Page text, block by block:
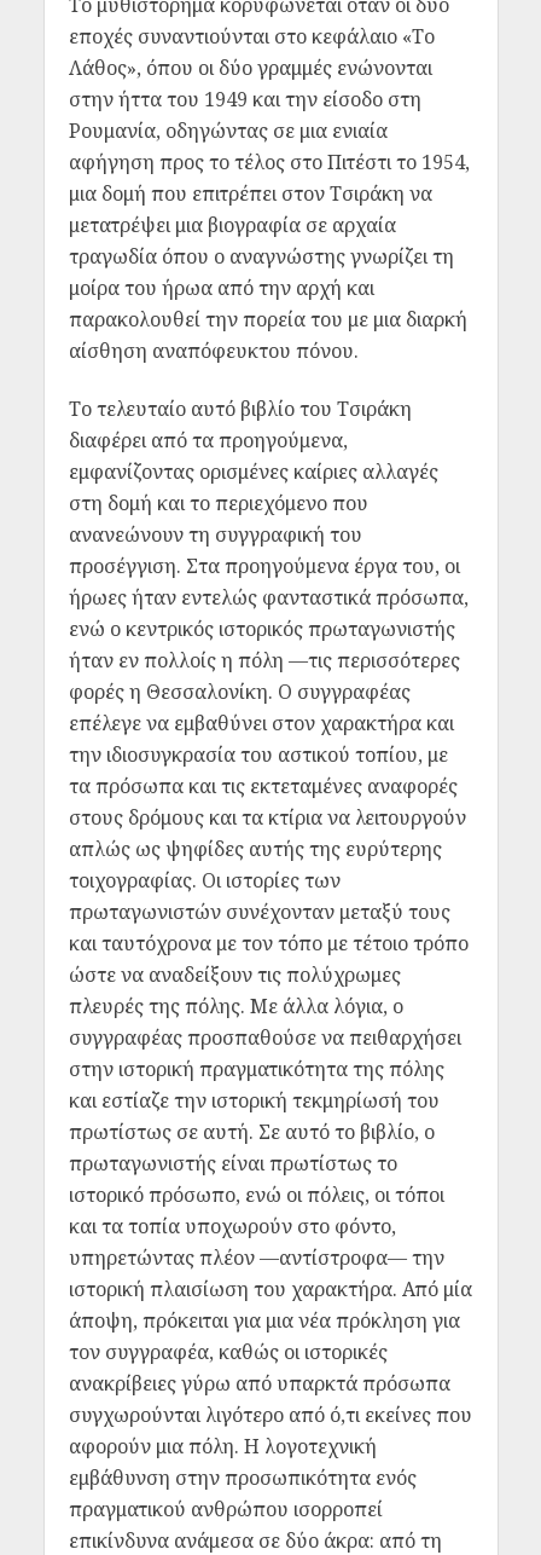
εποχές συναντιούνται στο κεφάλαιο «Το
Λάθος», όπου οι δύο γραμμές ενώνονται
στην ήττα του 1949 και την είσοδο στη
Ρουμανία, οδηγώντας σε μια ενιαία
αφήγηση προς το τέλος στο Πιτέστι το 1954,
μια δομή που επιτρέπει στον Τσιράκη να
μετατρέψει μια βιογραφία σε αρχαία
τραγωδία όπου ο αναγνώστης γνωρίζει τη
μοίρα του ήρωα από την αρχή και
παρακολουθεί την πορεία του με μια διαρκή
αίσθηση αναπόφευκτου πόνου.
Το τελευταίο αυτό βιβλίο του Τσιράκη
διαφέρει από τα προηγούμενα,
εμφανίζοντας ορισμένες καίριες αλλαγές
στη δομή και το περιεχόμενο που
ανανεώνουν τη συγγραφική του
προσέγγιση. Στα προηγούμενα έργα του, οι
ήρωες ήταν εντελώς φανταστικά πρόσωπα,
ενώ ο κεντρικός ιστορικός πρωταγωνιστής
ήταν εν πολλοίς η πόλη —τις περισσότερες
φορές η Θεσσαλονίκη. Ο συγγραφέας
επέλεγε να εμβαθύνει στον χαρακτήρα και
την ιδιοσυγκρασία του αστικού τοπίου, με
τα πρόσωπα και τις εκτεταμένες αναφορές
στους δρόμους και τα κτίρια να λειτουργούν
απλώς ως ψηφίδες αυτής της ευρύτερης
τοιχογραφίας. Οι ιστορίες των
πρωταγωνιστών συνέχονταν μεταξύ τους
και ταυτόχρονα με τον τόπο με τέτοιο τρόπο
ώστε να αναδείξουν τις πολύχρωμες
πλευρές της πόλης. Με άλλα λόγια, ο
συγγραφέας προσπαθούσε να πειθαρχήσει
στην ιστορική πραγματικότητα της πόλης
και εστίαζε την ιστορική τεκμηρίωσή του
πρωτίστως σε αυτή. Σε αυτό το βιβλίο, ο
πρωταγωνιστής είναι πρωτίστως το
ιστορικό πρόσωπο, ενώ οι πόλεις, οι τόποι
και τα τοπία υποχωρούν στο φόντο,
υπηρετώντας πλέον —αντίστροφα— την
ιστορική πλαισίωση του χαρακτήρα. Από μία
άποψη, πρόκειται για μια νέα πρόκληση για
τον συγγραφέα, καθώς οι ιστορικές
ανακρίβειες γύρω από υπαρκτά πρόσωπα
συγχωρούνται λιγότερο από ό,τι εκείνες που
αφορούν μια πόλη. Η λογοτεχνική
εμβάθυνση στην προσωπικότητα ενός
πραγματικού ανθρώπου ισορροπεί
επικίνδυνα ανάμεσα σε δύο άκρα: από τη